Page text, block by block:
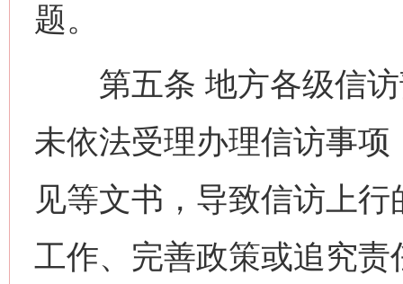
题。
第五条 地方各级信访
未依法受理办理信访事
见等文书，导致信访上
工作、完善政策或追究责